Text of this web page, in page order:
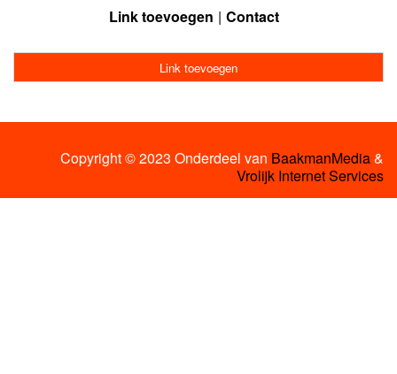
Link toevoegen Contact
Link toevoegen
Copyright © 2023 Onderdeel van BaakmanMedia&
Vrolijk Internet Services